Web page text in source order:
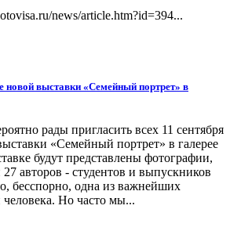
news/article.htm?id=394...
выставки «Семейный портрет» в
рады пригласить всех 11 сентября
«Семейный портрет» в галерее
будут представлены фотографии,
авторов - студентов и выпускников
бесспорно, одна из важнейших
Но часто мы...